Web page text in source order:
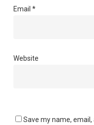
Email *
Website
Save my name,